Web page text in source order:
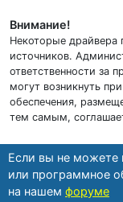
Внимание!
Некоторые драйвера
источников.
ответственности за
могут возникнуть
обеспечения,
тем самым,
Если вы не можете
или программное
на нашем форуме